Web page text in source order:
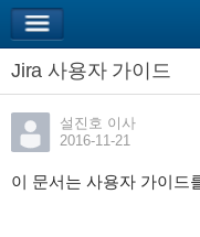
Jira 사용자 가이드
설진호 이사
2016-11-21
이 문서는 사용자 가이드